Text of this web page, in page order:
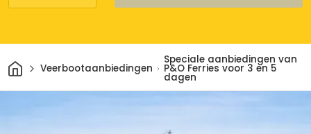
ThuisVeerbootaanbiedingen
Speciale aanbiedingen van
P&O Ferries voor 3 en 5
dagen